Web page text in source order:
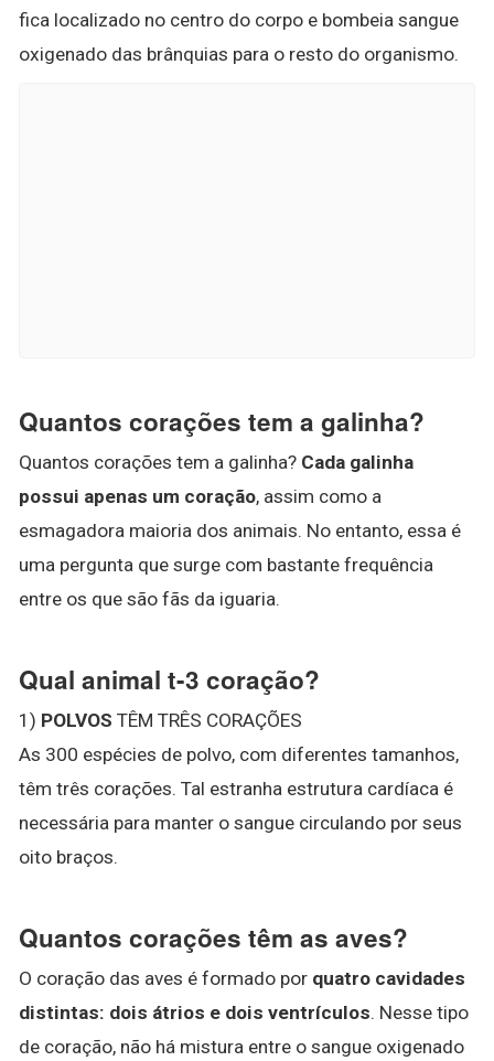
fica localizado no centro do corpo e bombeia sangue
oxigenado das brânquias para o resto do organismo.
Quantos corações tem a galinha?
Quantos corações tem a galinha? Cada galinha
possui apenas um coração, assim como a
esmagadora maioria dos animais. No entanto, essa é
uma pergunta que surge com bastante frequência
entre os que são fãs da iguaria.
Qual animal t-3 coração?
1) POLVOS TÊM TRÊS CORAÇÕES
As 300 espécies de polvo, com diferentes tamanhos,
têm três corações. Tal estranha estrutura cardíaca é
necessária para manter o sangue circulando por seus
oito braços.
Quantos corações têm as aves?
O coração das aves é formado por quatro cavidades
distintas: dois átrios e dois ventrículos. Nesse tipo
de coração, não há mistura entre o sangue oxigenado